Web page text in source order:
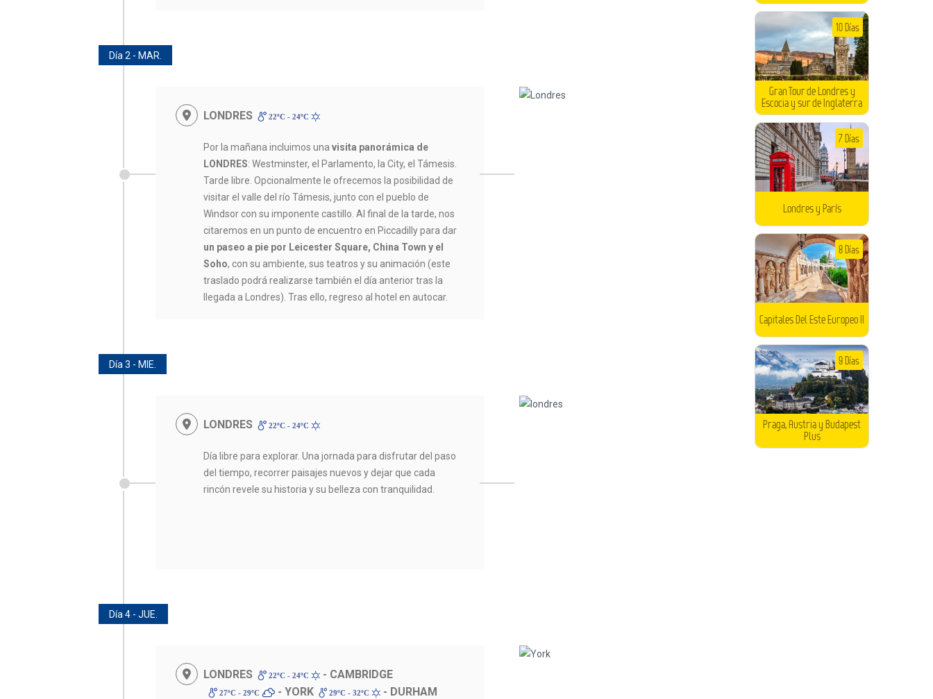
Día 2 - MAR.
LONDRES 22ºC - 24ºC
Por la mañana incluimos una visita panorámica de
LONDRES: Westminster, el Parlamento, la City, el Támesis.
Tarde libre. Opcionalmente le ofrecemos la posibilidad de
visitar el valle del río Támesis, junto con el pueblo de
Windsor con su imponente castillo. Al final de la tarde, nos
citaremos en un punto de encuentro en Piccadilly para dar
un paseo a pie por Leicester Square, China Town y el
Soho, con su ambiente, sus teatros y su animación (este
traslado podrá realizarse también el día anterior tras la
llegada a Londres). Tras ello, regreso al hotel en autocar.
Día 3 - MIE.
LONDRES 22ºC - 24ºC
Día libre para explorar. Una jornada para disfrutar del paso
del tiempo, recorrer paisajes nuevos y dejar que cada
rincón revele su historia y su belleza con tranquilidad.
Día 4 - JUE.
LONDRES 22ºC - 24ºC - CAMBRIDGE
27ºC - 29ºC - YORK 29ºC - 32ºC - DURHAM
Gran Tour de Londres y
Escocia y sur de Inglaterra
10 Días
Londres y París
7 Días
Capitales Del Este Europeo II
8 Días
Praga, Austria y Budapest
Plus
9 Días